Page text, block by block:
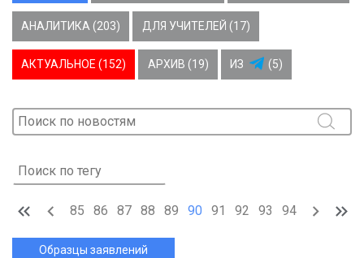
АНАЛИТИКА (203) ДЛЯ УЧИТЕЛЕЙ (17)
АКТУАЛЬНОЕ (152) АРХИВ (19) ИЗ (5)
85 86 87 88 89 90 91 92 93 94
Образцы заявлений